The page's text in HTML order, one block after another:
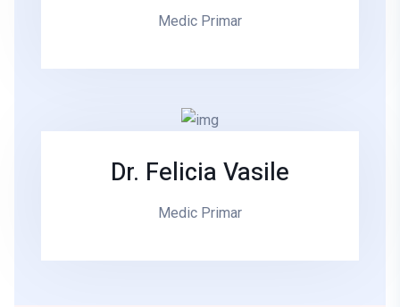
Medic Primar
Dr. Felicia Vasile
Medic Primar